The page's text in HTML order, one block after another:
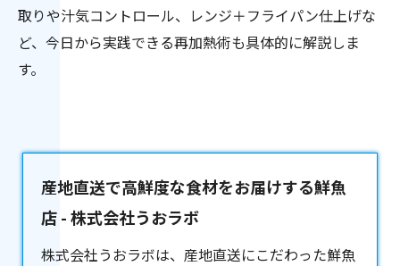
取りや汁気コントロール、レンジ＋フライパン仕上げな
ど、今日から実践できる再加熱術も具体的に解説しま
す。
産地直送で高鮮度な食材をお届けする鮮魚
店 - 株式会社うおラボ
株式会社うおラボは、産地直送にこだわった鮮魚